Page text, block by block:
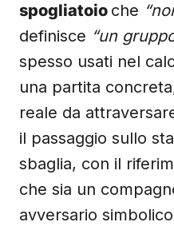
spogliatoio che
definisce “un
spesso usati nel
una partita
reale da
il passaggio sullo
sbaglia, con il
che sia un
avversario